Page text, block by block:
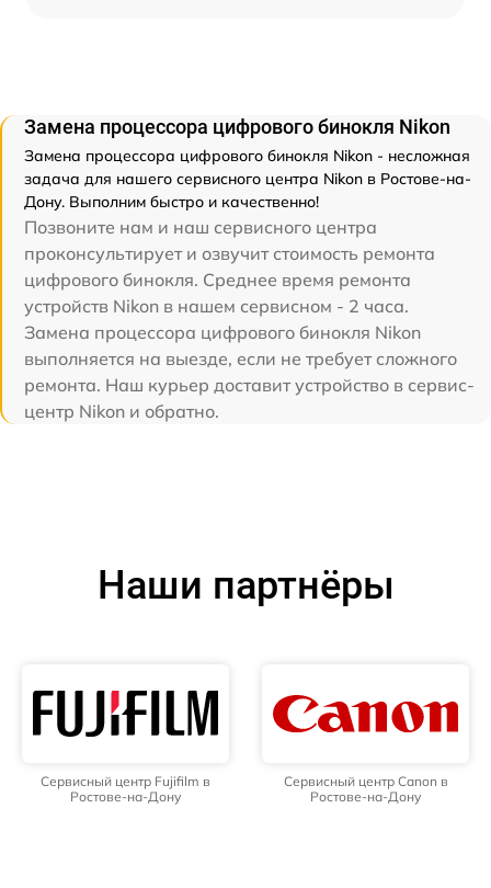
Замена процессора цифрового бинокля Nikon
Замена процессора цифрового бинокля Nikon - несложная
задача для нашего сервисного центра Nikon в Ростове-на-
Дону. Выполним быстро и качественно!
Позвоните нам и наш сервисного центра
проконсультирует и озвучит стоимость ремонта
цифрового бинокля. Среднее время ремонта
устройств Nikon в нашем сервисном - 2 часа.
Замена процессора цифрового бинокля Nikon
выполняется на выезде, если не требует сложного
ремонта. Наш курьер доставит устройство в сервис-
центр Nikon и обратно.
Наши партнёры
Сервисный центр Fujifilm в
Ростове-на-Дону
Сервисный центр Canon в
Ростове-на-Дону